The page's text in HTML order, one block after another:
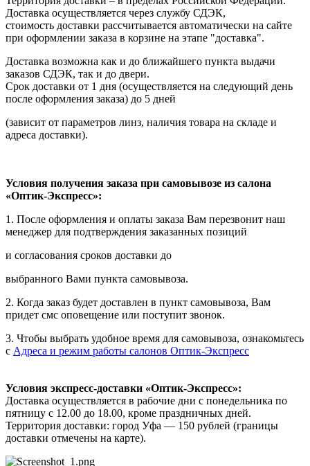
Доставка осуществляется через службу СДЭК,
стоимость доставки рассчитывается автоматически на сайте
при оформлении заказа в корзине на этапе "доставка".
Доставка возможна как и до ближайшего пункта выдачи
заказов СДЭК, так и до двери.
Срок доставки от 1 дня (осуществляется на следующий день
после оформления заказа) до 5 дней
(зависит от параметров линз, наличия товара на складе и
адреса доставки).
Условия получения заказа при самовывозе из салона
«Оптик-Экспресс»:
1. После оформления и оплаты заказа Вам перезвонит наш
менеджер для подтверждения заказанных позиций
и согласования сроков доставки до
выбранного Вами пункта самовывоза.
2. Когда заказ будет доставлен в пункт самовывоза, Вам
придет смс оповещение или поступит звонок.
3. Чтобы выбрать удобное время для самовывоза, ознакомьтесь
с Адреса и режим работы салонов Оптик-Экспресс
Условия экспресс-доставки «Оптик-Экспресс»:
Доставка осуществляется в рабочие дни с понедельника по
пятницу с 12.00 до 18.00, кроме праздничных дней.
Территория доставки: город Уфа — 150 рублей (границы
доставки отмечены на карте).